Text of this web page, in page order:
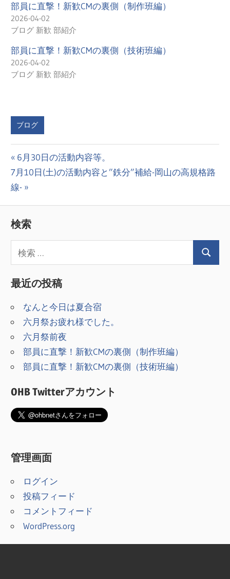
部員に直撃！新歓CMの裏側（制作班編）
2026-04-02
ブログ 新歓 部紹介
部員に直撃！新歓CMの裏側（技術班編）
2026-04-02
ブログ 新歓 部紹介
ブログ
投
稿
ビ
ゲ
ー
シ
ン
前
の
投
6月30日の活動内容等。
次
の
稿:
7月10日(土)の活動内容と”鉄分”補給-岡山の高規格路
線-
検索
最近の投稿
なんと今日は夏合宿
六月祭お疲れ様でした。
六月祭前夜
部員に直撃！新歓CMの裏側（制作班編）
部員に直撃！新歓CMの裏側（技術班編）
OHB Twitterアカウント
管理画面
ログイン
投稿フィード
コメントフィード
WordPress.org